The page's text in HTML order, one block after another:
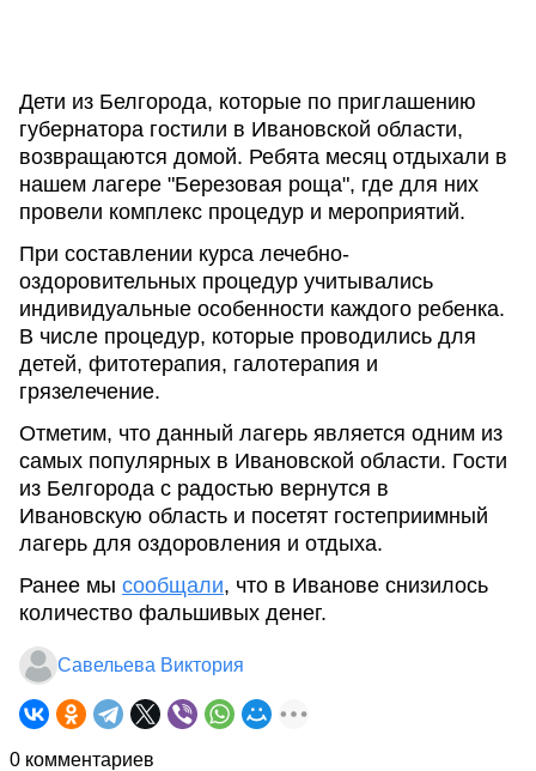
Дети из Белгорода, которые по приглашению
губернатора гостили в Ивановской области,
возвращаются домой. Ребята месяц отдыхали в
нашем лагере "Березовая роща", где для них
провели комплекс процедур и мероприятий.
При составлении курса лечебно-
оздоровительных процедур учитывались
индивидуальные особенности каждого ребенка.
В числе процедур, которые проводились для
детей, фитотерапия, галотерапия и
грязелечение.
Отметим, что данный лагерь является одним из
самых популярных в Ивановской области. Гости
из Белгорода с радостью вернутся в
Ивановскую область и посетят гостеприимный
лагерь для оздоровления и отдыха.
Ранее мы сообщали, что в Иванове снизилось
количество фальшивых денег.
Савельева Виктория
0 комментариев